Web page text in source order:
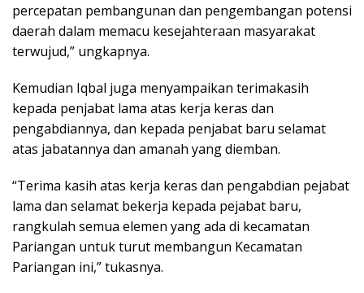
percepatan pembangunan dan pengembangan potensi
daerah dalam memacu kesejahteraan masyarakat
terwujud,” ungkapnya.
Kemudian Iqbal juga menyampaikan terimakasih
kepada penjabat lama atas kerja keras dan
pengabdiannya, dan kepada penjabat baru selamat
atas jabatannya dan amanah yang diemban.
“Terima kasih atas kerja keras dan pengabdian pejabat
lama dan selamat bekerja kepada pejabat baru,
rangkulah semua elemen yang ada di kecamatan
Pariangan untuk turut membangun Kecamatan
Pariangan ini,” tukasnya.